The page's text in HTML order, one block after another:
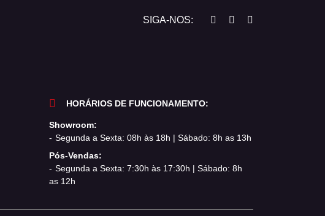
SIGA-NOS:
HORÁRIOS DE FUNCIONAMENTO:
Showroom:
Segunda a Sexta: 08h às 18h | Sábado: 8h as 13h
Pós-Vendas:
Segunda a Sexta: 7:30h às 17:30h | Sábado: 8h
as 12h